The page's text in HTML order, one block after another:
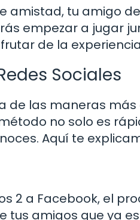
amistad, tu amigo
empezar a jugar
de la
Sociales
de las maneras
no solo es
Aquí te
2 a Facebook, el
tus amigos que ya